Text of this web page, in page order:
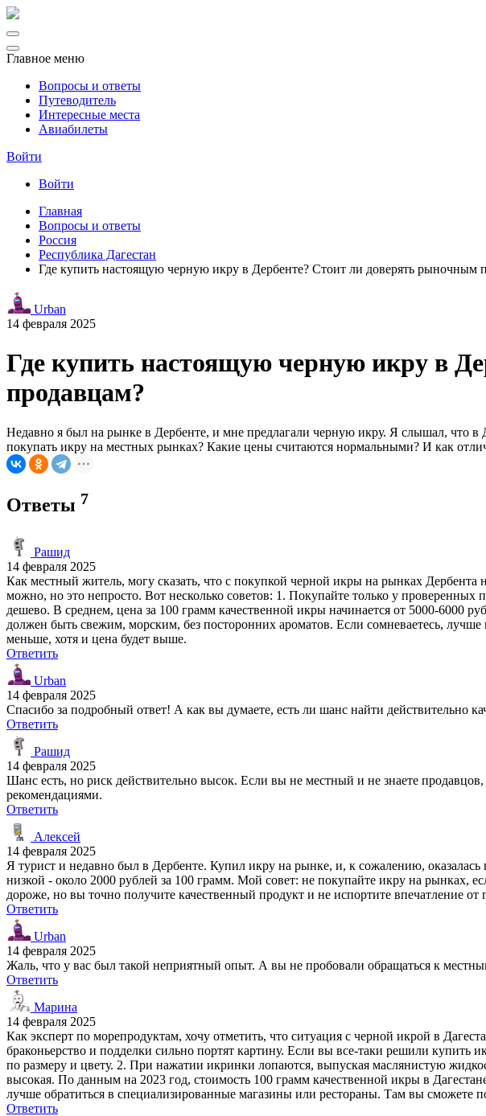
Главное меню
Вопросы и ответы
Путеводитель
Интересные места
Авиабилеты
Войти
Войти
Главная
Вопросы и ответы
Россия
Республика Дагестан
Где купить настоящую черную икру в Дербенте? Стоит ли доверять рыночным
Urban
14 февраля 2025
Где купить настоящую черную икру в
продавцам?
Недавно я был на рынке в Дербенте, и мне предлагали черную икру. Я слышал, что
покупать икру на местных рынках? Какие цены считаются нормальными? И как
Ответы 7
Рашид
14 февраля 2025
Как местный житель, могу сказать, что с покупкой черной икры на рынках
можно, но это непросто. Вот несколько советов: 1. Покупайте только у
дешево. В среднем, цена за 100 грамм качественной икры начинается от 5000-
должен быть свежим, морским, без посторонних ароматов. Если сомневаетесь,
меньше, хотя и цена будет выше.
Ответить
Urban
14 февраля 2025
Спасибо за подробный ответ! А как вы думаете, есть ли шанс найти действительно
Ответить
Рашид
14 февраля 2025
Шанс есть, но риск действительно высок. Если вы не местный и не знаете
рекомендациями.
Ответить
Алексей
14 февраля 2025
Я турист и недавно был в Дербенте. Купил икру на рынке, и, к сожалению,
низкой - около 2000 рублей за 100 грамм. Мой совет: не покупайте икру на рынках,
дороже, но вы точно получите качественный продукт и не испортите впечатление от
Ответить
Urban
14 февраля 2025
Жаль, что у вас был такой неприятный опыт. А вы не пробовали обращаться к
Ответить
Марина
14 февраля 2025
Как эксперт по морепродуктам, хочу отметить, что ситуация с черной икрой в
браконьерство и подделки сильно портят картину. Если вы все-таки решили
по размеру и цвету. 2. При нажатии икринки лопаются, выпуская маслянистую
высокая. По данным на 2023 год, стоимость 100 грамм качественной икры в
лучше обратиться в специализированные магазины или рестораны. Там вы сможете
Ответить